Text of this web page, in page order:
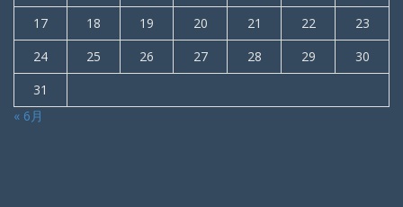
17
18 19 20 21 22
23
24
25 26 27 28 29
30
31
« 6月